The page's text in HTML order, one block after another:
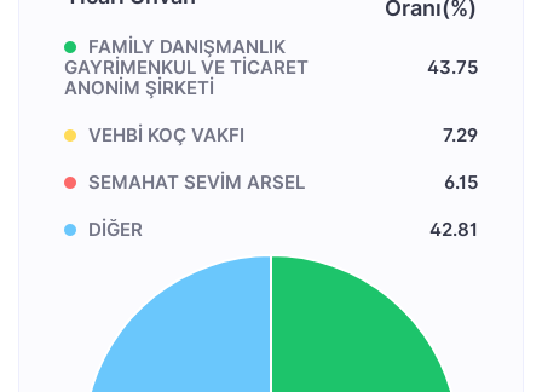
Oranı(%)
FAMİLY DANIŞMANLIK
GAYRİMENKUL VE TİCARET
ANONİM ŞİRKETİ
43.75
VEHBİ KOÇ VAKFI 7.29
SEMAHAT SEVİM ARSEL 6.15
DİĞER 42.81